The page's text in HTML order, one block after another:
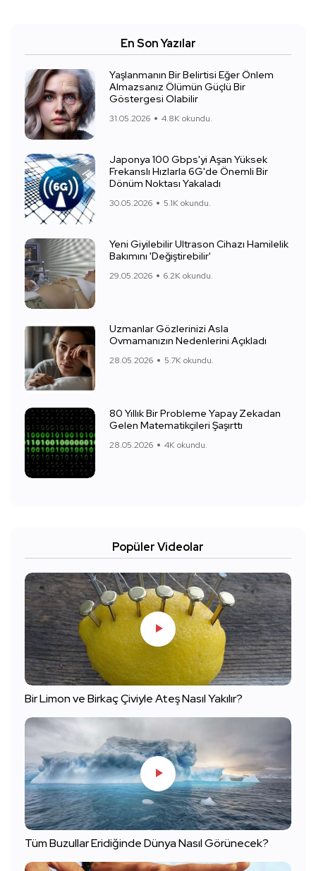
En Son Yazılar
Yaşlanmanın Bir Belirtisi Eğer Önlem
Almazsanız Ölümün Güçlü Bir
Göstergesi Olabilir
31.05.2026 4.8K okundu.
Japonya 100 Gbps'yi Aşan Yüksek
Frekanslı Hızlarla 6G'de Önemli Bir
Dönüm Noktası Yakaladı
30.05.2026 5.1K okundu.
Yeni Giyilebilir Ultrason Cihazı Hamilelik
Bakımını 'Değiştirebilir'
29.05.2026 6.2K okundu.
Uzmanlar Gözlerinizi Asla
Ovmamanızın Nedenlerini Açıkladı
28.05.2026 5.7K okundu.
80 Yıllık Bir Probleme Yapay Zekadan
Gelen Matematikçileri Şaşırttı
28.05.2026 4K okundu.
Popüler Videolar
Bir Limon ve Birkaç Çiviyle Ateş Nasıl Yakılır?
Tüm Buzullar Eridiğinde Dünya Nasıl Görünecek?